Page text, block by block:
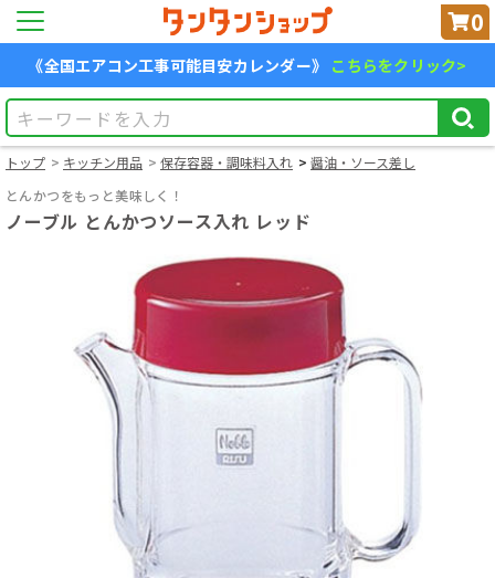
0
《全国エアコン工事可能目安カレンダー》 こちらをクリック>
トップ キッチン用品 保存容器・調味料入れ
醤油・ソース差し
とんかつをもっと美味しく！
ノーブル とんかつソース入れ レッド